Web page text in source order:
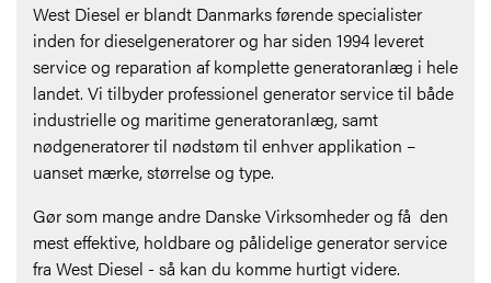
West Diesel er blandt Danmarks førende specialister
inden for dieselgeneratorer og har siden 1994 leveret
service og reparation af komplette generatoranlæg i hele
landet. Vi tilbyder professionel generator service til både
industrielle og maritime generatoranlæg, samt
nødgeneratorer til nødstøm til enhver applikation –
uanset mærke, størrelse og type.
Gør som mange andre Danske Virksomheder og få den
mest effektive, holdbare og pålidelige generator service
fra West Diesel - så kan du komme hurtigt videre.